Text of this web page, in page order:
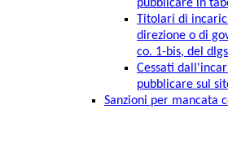
pubblicare in
Titolari di
direzione o di
co. 1-bis, del
Cessati
pubblicare sul
Sanzioni per mancata